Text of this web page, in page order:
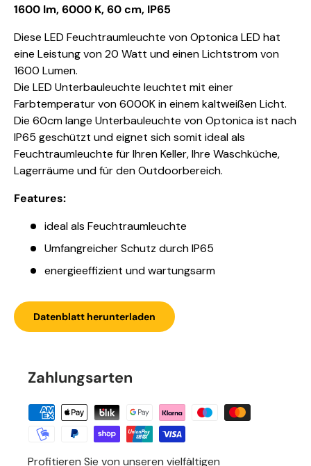
1600 lm, 6000 K, 60 cm, IP65
Diese LED Feuchtraumleuchte von Optonica LED hat
eine Leistung von 20 Watt und einen Lichtstrom von
1600 Lumen.
Die LED Unterbauleuchte leuchtet mit einer
Farbtemperatur von 6000K in einem kaltweißen Licht.
Die 60cm lange Unterbauleuchte von Optonica ist nach
IP65 geschützt und eignet sich somit ideal als
Feuchtraumleuchte für Ihren Keller, Ihre Waschküche,
Lagerräume und für den Outdoorbereich.
Features:
ideal als Feuchtraumleuchte
Umfangreicher Schutz durch IP65
energieeffizient und wartungsarm
Datenblatt herunterladen
Zahlungsarten
Profitieren Sie von unseren vielfältigen